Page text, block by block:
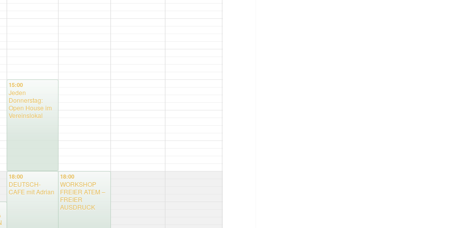
15:00
Jeden
Donnerstag:
Open House im
Vereinslokal
18:00
DEUTSCH-
CAFE mit Adrian
18:00
WORKSHOP
FREIER ATEM –
FREIER
AUSDRUCK